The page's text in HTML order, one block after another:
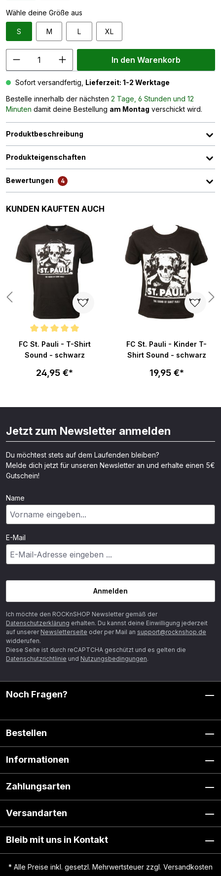
Wähle deine Größe aus
S M L XL
In den Warenkorb
Sofort versandfertig, Lieferzeit: 1-2 Werktage
Bestelle innerhalb der nächsten 2 Tage, 6 Stunden und 12
Minuten damit deine Bestellung am Montag verschickt wird.
Produktbeschreibung
Produkteigenschaften
Bewertungen 4
Produktgalerie überspringen
KUNDEN KAUFTEN AUCH
Durchschnittliche Bewertung von 5 von 5 Sternen
FC St. Pauli - T-Shirt
Sound - schwarz
24,95 €*
FC St. Pauli - Kinder T-
Shirt Sound - schwarz
19,95 €*
Jetzt zum Newsletter anmelden
Du möchtest stets auf dem Laufenden bleiben?
Melde dich jetzt für unseren Newsletter an und erhalte einen 5€
Gutschein!
Name
E-Mail
Anmelden
Ich möchte den ROCKnSHOP Newsletter gemäß der
Datenschutzerklärung erhalten. Du kannst deine Einwilligung jederzeit
auf unserer Newsletterseite oder per Mail an support@rocknshop.de
widderufen.
Diese Seite ist durch reCAPTCHA geschützt und es gelten die
Datenschutzrichtlinie und Nutzungsbedingungen.
Noch Fragen?
Bestellen
Informationen
Zahlungsarten
Versandarten
Bleib mit uns in Kontakt
* Alle Preise inkl. gesetzl. Mehrwertsteuer zzgl. Versandkosten